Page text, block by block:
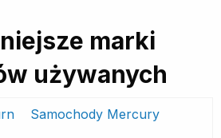
marki
używanych
Samochody Mercury